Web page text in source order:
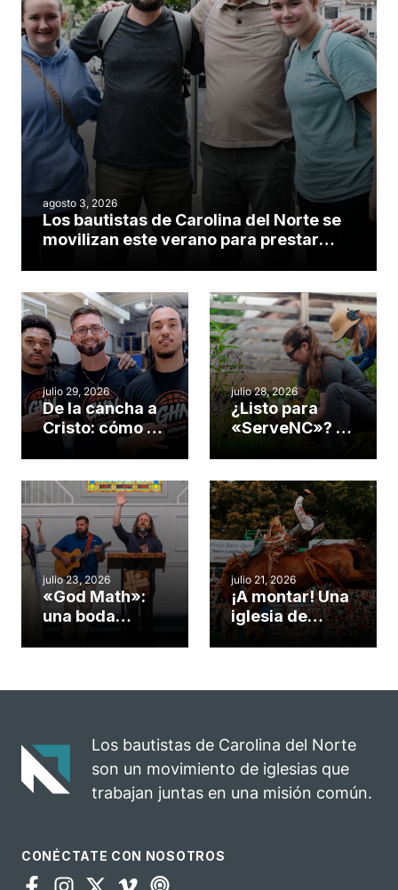
agosto 3, 2026
Los bautistas de Carolina del Norte se
movilizan este verano para prestar
julio 29, 2026
De la cancha a
Cristo: cómo el
gimnasio de
Cary se
convirtió en un
insólito campo
misionero te
cuento
julio 28, 2026
¿Listo para
«ServeNC»? 4
obra de Dios
durante la
Semana
ServeNC
julio 23, 2026
«God Math»:
una boda
celebra el
julio 21, 2026
¡A montar! Una
iglesia de
rodeo anual en
para el
ministerio
Los bautistas de Carolina del Norte
son un movimiento de iglesias que
trabajan juntas en una misión común.
CONÉCTATE CON NOSOTROS